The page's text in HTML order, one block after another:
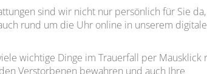
sind wir nicht nur persönlich für Sie
rund um die Uhr online in unserem
wichtige Dinge im Trauerfall per Mausklick
Verstorbenen bewahren und auch Ihre